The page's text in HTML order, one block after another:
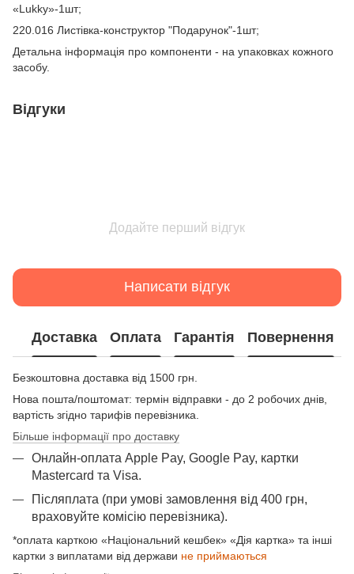
«Lukky»-1шт;
220.016 Листівка-конструктор "Подарунок"-1шт;
Детальна інформація про компоненти - на упаковках кожного
засобу.
Відгуки
Додайте перший відгук
Написати відгук
Доставка Оплата Гарантія Повернення
Безкоштовна доставка від 1500 грн.
Нова пошта/поштомат: термін відправки - до 2 робочих днів,
вартість згідно тарифів перевізника.
Більше інформації про доставку
Онлайн-оплата Apple Pay, Google Pay, картки
Mastercard та Visа.
Післяплата (при умові замовлення від 400 грн,
враховуйте комісію перевізника).
*оплата карткою «Національний кешбек» «Дія картка» та інші
картки з виплатами від держави не приймаються